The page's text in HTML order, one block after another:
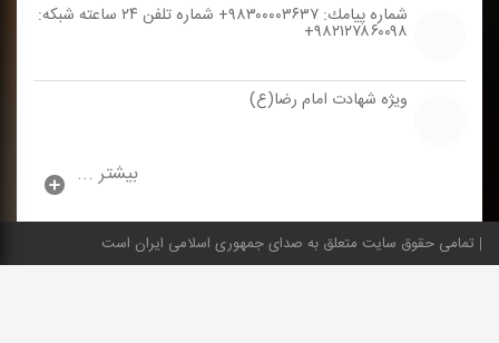
شماره پیامك: ۹۸۳۰۰۰۰۳۶۳۷+ شماره تلفن ۲۴ ساعته شبكه:
۹۸۲۱۲۷۸۶۰۰۹۸+
ویژه شهادت امام رضا(ع)
بیشتر ...
تمامی حقوق سایت متعلق به صدای جمهوری اسلامی ایران است